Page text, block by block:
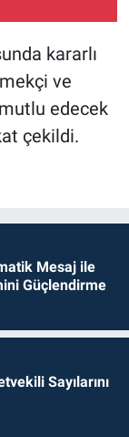
kararlı
ve
edecek
çekildi.
Mesaj ile
Güçlendirme
Sayılarını